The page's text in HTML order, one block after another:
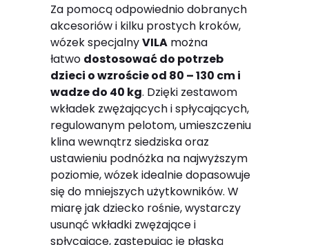
Za pomocą odpowiednio dobranych
akcesoriów i kilku prostych kroków,
wózek specjalnyVILAmożna
łatwo dostosować do potrzeb
dzieci o wzroście od 80 – 130 cm i
wadze do 40 kg. Dzięki zestawom
wkładek zwężających i spłycających,
regulowanym pelotom, umieszczeniu
klina wewnątrz siedziska oraz
ustawieniu podnóżka na najwyższym
poziomie, wózek idealnie dopasowuje
się do mniejszych użytkowników. W
miarę jak dziecko rośnie, wystarczy
usunąć wkładki zwężające i
spłycające, zastępując je płaską